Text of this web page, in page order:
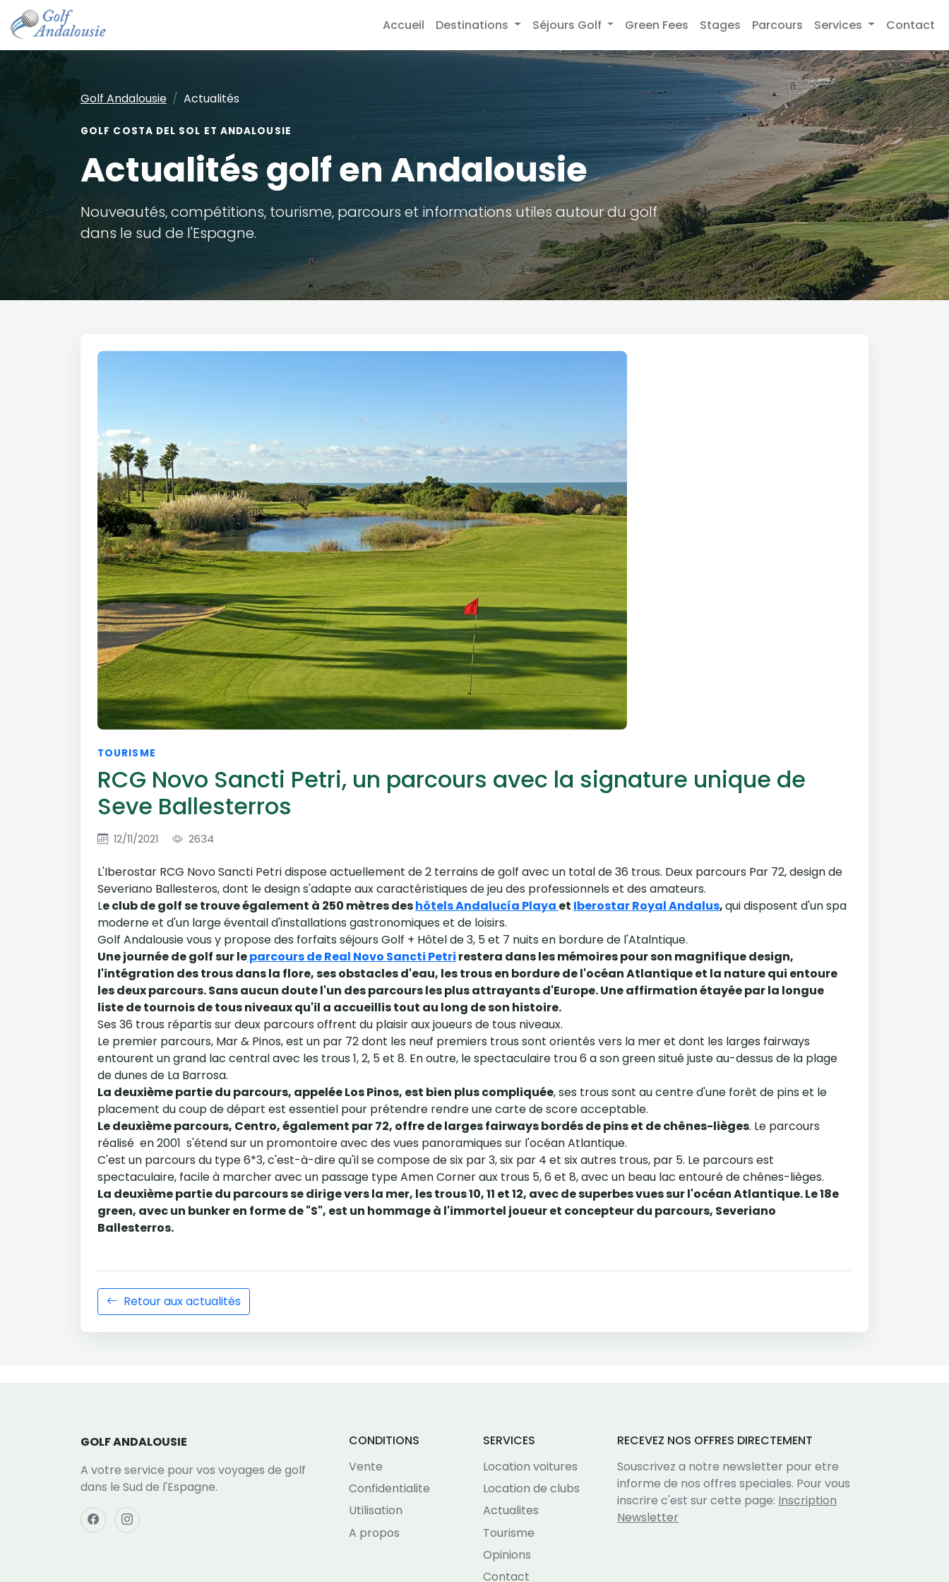
Accueil Destinations Séjours Golf Green Fees Stages Parcours Services Contact
Golf Andalousie Actualités
GOLF COSTA DEL SOL ET ANDALOUSIE
Actualités golf en Andalousie
Nouveautés, compétitions, tourisme, parcours et informations utiles autour du golf
dans le sud de l'Espagne.
TOURISME
RCG Novo Sancti Petri, un parcours avec la signature unique de
Seve Ballesterros
12/11/2021 2634
L'Iberostar RCG Novo Sancti Petri dispose actuellement de 2 terrains de golf avec un total de 36 trous. Deux parcours Par 72, design de
Severiano Ballesteros, dont le design s'adapte aux caractéristiques de jeu des professionnels et des amateurs.
Le club de golf se trouve également à 250 mètres deshôtels Andalucía Playa et Iberostar Royal Andalus,qui disposent d'un spa
moderne et d'un large éventail d'installations gastronomiques et de loisirs.
Golf Andalousie vous y propose des forfaits séjours Golf + Hôtel de 3, 5 et 7 nuits en bordure de l'Atalntique.
Une journée de golf sur leparcours de Real Novo Sancti Petri restera dans les mémoires pour son magnifique design,
l'intégration des trous dans la flore, ses obstacles d'eau, les trous en bordure de l'océan Atlantique et la nature qui entoure
les deux parcours. Sans aucun doute l'un des parcours les plus attrayants d'Europe. Une affirmation étayée par la longue
liste de tournois de tous niveaux qu'il a accueillis tout au long de son histoire.
Ses 36 trous répartis sur deux parcours offrent du plaisir aux joueurs de tous niveaux.
Le premier parcours, Mar & Pinos, est un par 72 dont les neuf premiers trous sont orientés vers la mer et dont les larges fairways
entourent un grand lac central avec les trous 1, 2, 5 et 8. En outre, le spectaculaire trou 6 a son green situé juste au-dessus de la plage
de dunes de La Barrosa.
La deuxième partie du parcours, appelée Los Pinos, est bien plus compliquée, ses trous sont au centre d'une forêt de pins et le
placement du coup de départ est essentiel pour prétendre rendre une carte de score acceptable.
Le deuxième parcours, Centro, également par 72, offre de larges fairways bordés de pins et de chênes-lièges. Le parcours
réalisé en 2001 s'étend sur un promontoire avec des vues panoramiques sur l'océan Atlantique.
C'est un parcours du type 6*3, c'est-à-dire qu'il se compose de six par 3, six par 4 et six autres trous, par 5. Le parcours est
spectaculaire, facile à marcher avec un passage type Amen Corner aux trous 5, 6 et 8, avec un beau lac entouré de chênes-lièges.
La deuxième partie du parcours se dirige vers la mer, les trous 10, 11 et 12, avec de superbes vues sur l'océan Atlantique. Le 18e
green, avec un bunker en forme de "S", est un hommage à l'immortel joueur et concepteur du parcours, Severiano
Ballesterros.
Retour aux actualités
GOLF ANDALOUSIE
A votre service pour vos voyages de golf
dans le Sud de l'Espagne.
CONDITIONS
Vente
Confidentialite
Utilisation
A propos
SERVICES
Location voitures
Location de clubs
Actualites
Tourisme
Opinions
Contact
RECEVEZ NOS OFFRES DIRECTEMENT
Souscrivez a notre newsletter pour etre
informe de nos offres speciales. Pour vous
inscrire c'est sur cette page: Inscription
Newsletter